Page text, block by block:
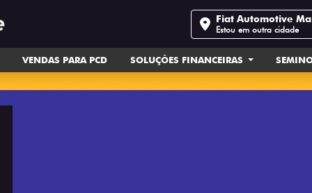
Fiat Automotive
Estou em outra cidade
VENDAS PARA PCD SOLUÇÕES FINANCEIRAS